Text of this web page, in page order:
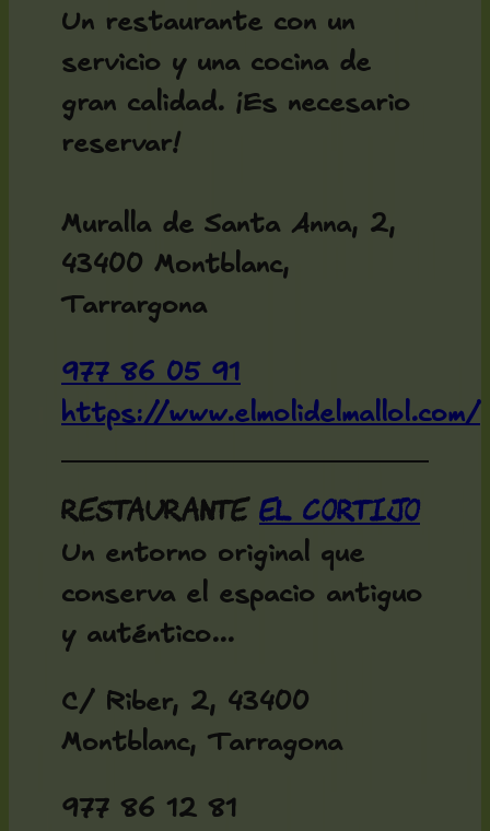
Un restaurante con un
servicio y una cocina de
gran calidad. ¡Es necesario
reservar!
Muralla de Santa Anna, 2,
43400 Montblanc,
Tarrargona
977 86 05 91
https://www.elmolidelmallol.com/
Restaurante El Cortijo
Un entorno original que
conserva el espacio antiguo
y auténtico...
C/ Riber, 2, 43400
Montblanc, Tarragona
977 86 12 81